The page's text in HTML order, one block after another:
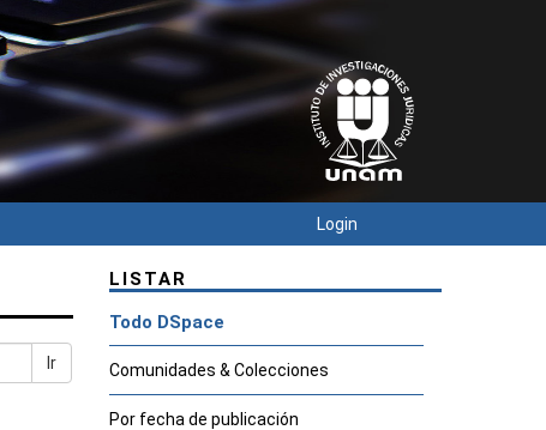
Login
Ir
LISTAR
Todo DSpace
Comunidades & Colecciones
Por fecha de publicación